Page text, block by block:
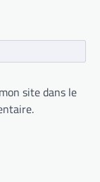
site dans le